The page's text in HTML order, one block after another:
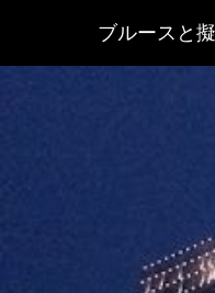
ブルースと